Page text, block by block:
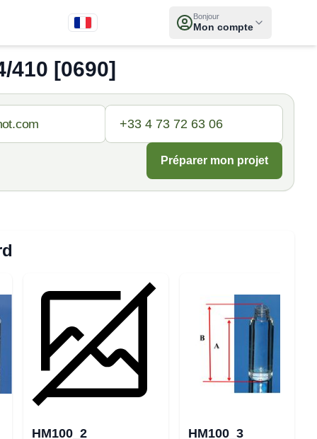
Bonjour
Mon compte
410 [0690]
Préparer mon projet
HM100_2 HM100_3